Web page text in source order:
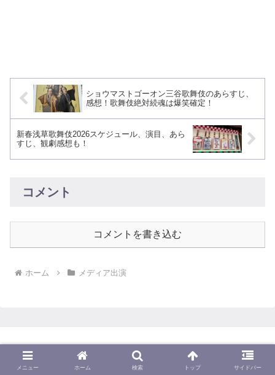
ショウマストゴーオン三谷歌舞伎のあらすじ、
感想！歌舞伎絶対続魂は爆笑確定！
新春浅草歌舞伎2026スケジュール、演目、あら
すじ、観劇感想も！
コメント
コメントを書き込む
ホーム メディア出演
歌舞伎三昧
メニュー ホーム 検索 トップ サイドバー